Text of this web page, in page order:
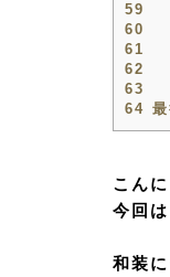
59
60
61
62
63
64
こん
今回
和装